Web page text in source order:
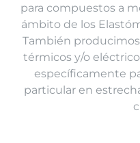
para compuestos a
ámbito de los
También
térmicos y/o
específicamente
particular en